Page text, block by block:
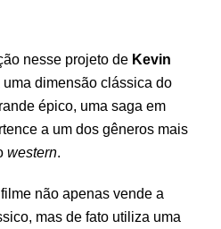
nesse projeto de Kevin
dimensão clássica do
épico, uma saga em
a um dos gêneros mais
western.
não apenas vende a
mas de fato utiliza uma